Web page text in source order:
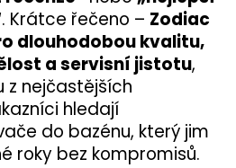
. Krátce řečeno – Zodiac
dlouhodobou kvalitu,
a servisní jistotu,
z nejčastějších
hledají
do bazénu, který jim
roky bez kompromisů.